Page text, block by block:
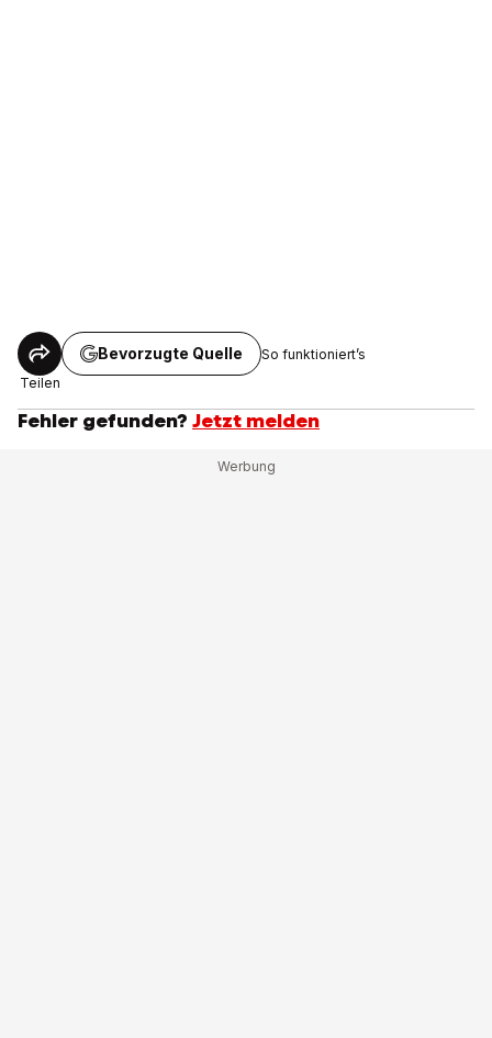
Teilen
Bevorzugte Quelle So funktioniert’s
Fehler gefunden? Jetzt melden